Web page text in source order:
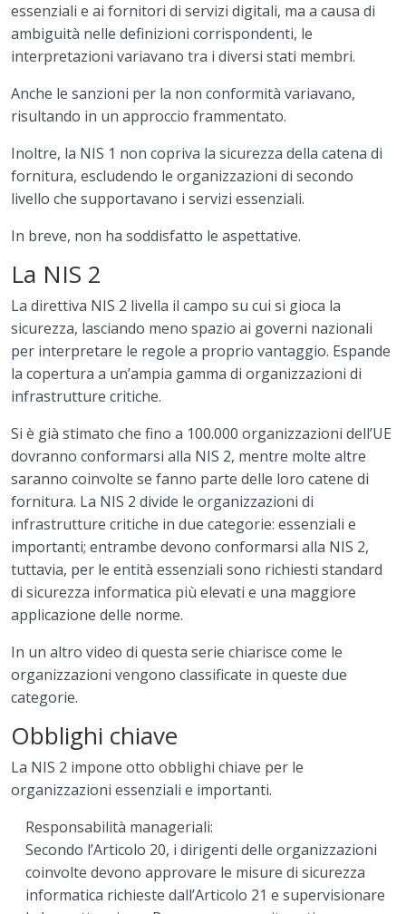
essenziali e ai fornitori di servizi digitali, ma a causa di
ambiguità nelle definizioni corrispondenti, le
interpretazioni variavano tra i diversi stati membri.
Anche le sanzioni per la non conformità variavano,
risultando in un approccio frammentato.
Inoltre, la NIS 1 non copriva la sicurezza della catena di
fornitura, escludendo le organizzazioni di secondo
livello che supportavano i servizi essenziali.
In breve, non ha soddisfatto le aspettative.
La NIS 2
La direttiva NIS 2 livella il campo su cui si gioca la
sicurezza, lasciando meno spazio ai governi nazionali
per interpretare le regole a proprio vantaggio. Espande
la copertura a un’ampia gamma di organizzazioni di
infrastrutture critiche.
Si è già stimato che fino a 100.000 organizzazioni dell’UE
dovranno conformarsi alla NIS 2, mentre molte altre
saranno coinvolte se fanno parte delle loro catene di
fornitura. La NIS 2 divide le organizzazioni di
infrastrutture critiche in due categorie: essenziali e
importanti; entrambe devono conformarsi alla NIS 2,
tuttavia, per le entità essenziali sono richiesti standard
di sicurezza informatica più elevati e una maggiore
applicazione delle norme.
In un altro video di questa serie chiarisce come le
organizzazioni vengono classificate in queste due
categorie.
Obblighi chiave
La NIS 2 impone otto obblighi chiave per le
organizzazioni essenziali e importanti.
Responsabilità manageriali:
Secondo l’Articolo 20, i dirigenti delle organizzazioni
coinvolte devono approvare le misure di sicurezza
informatica richieste dall’Articolo 21 e supervisionare